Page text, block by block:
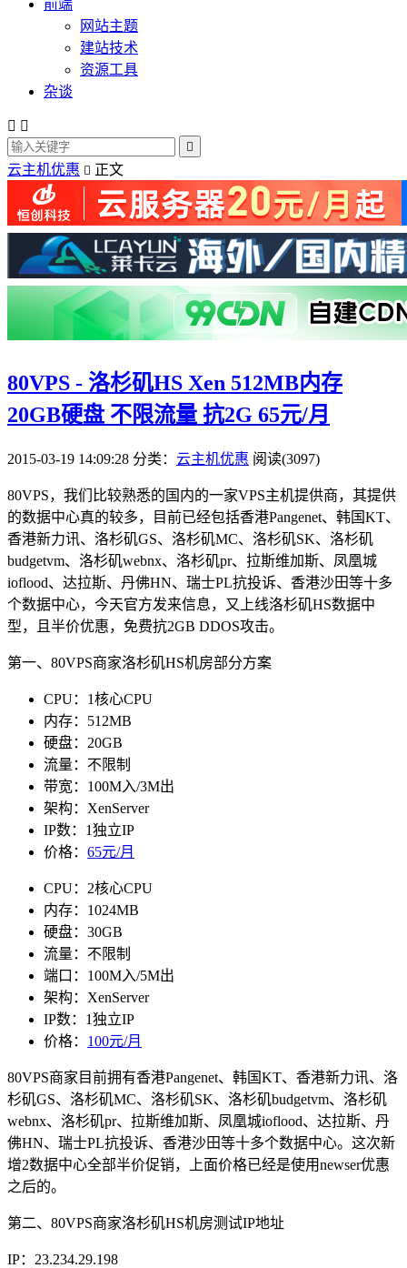
前端
网站主题
建站技术
资源工具
杂谈
 

云主机优惠  正文
80VPS - 洛杉矶HS Xen 512MB内存
20GB硬盘 不限流量 抗2G 65元/月
2015-03-19 14:09:28 分类： 云主机优惠 阅读(3097)
80VPS，我们比较熟悉的国内的一家VPS主机提供商，其提供
的数据中心真的较多，目前已经包括香港Pangenet、韩国KT、
香港新力讯、洛杉矶GS、洛杉矶MC、洛杉矶SK、洛杉矶
budgetvm、洛杉矶webnx、洛杉矶pr、拉斯维加斯、凤凰城
ioflood、达拉斯、丹佛HN、瑞士PL抗投诉、香港沙田等十多
个数据中心，今天官方发来信息，又上线洛杉矶HS数据中
型，且半价优惠，免费抗2GB DDOS攻击。
第一、80VPS商家洛杉矶HS机房部分方案
CPU：1核心CPU
内存：512MB
硬盘：20GB
流量：不限制
带宽：100M入/3M出
架构：XenServer
IP数：1独立IP
价格： 65元/月
CPU：2核心CPU
内存：1024MB
硬盘：30GB
流量：不限制
端口：100M入/5M出
架构：XenServer
IP数：1独立IP
价格： 100元/月
80VPS商家目前拥有香港Pangenet、韩国KT、香港新力讯、洛
杉矶GS、洛杉矶MC、洛杉矶SK、洛杉矶budgetvm、洛杉矶
webnx、洛杉矶pr、拉斯维加斯、凤凰城ioflood、达拉斯、丹
佛HN、瑞士PL抗投诉、香港沙田等十多个数据中心。这次新
增2数据中心全部半价促销，上面价格已经是使用newser优惠
之后的。
第二、80VPS商家洛杉矶HS机房测试IP地址
IP：23.234.29.198